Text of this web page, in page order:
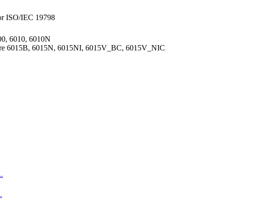
ISO/IEC 19798
6010, 6010N
6015B, 6015N, 6015NI, 6015V_BC, 6015V_NIC